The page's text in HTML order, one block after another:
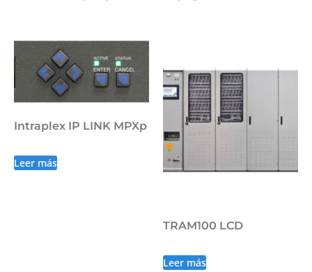
Intraplex IP LINK MPXp
Leer más
TRAM100 LCD
Leer más